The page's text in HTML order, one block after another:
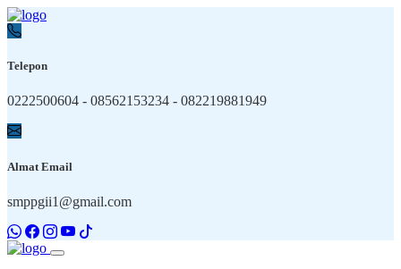
Telepon
0222500604 - 08562153234 - 082219881949
Almat Email
smppgii1@gmail.com